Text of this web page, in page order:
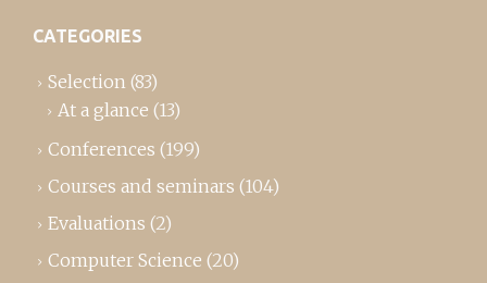
CATEGORIES
Selection (83)
At a glance (13)
Conferences (199)
Courses and seminars (104)
Evaluations (2)
Computer Science (20)